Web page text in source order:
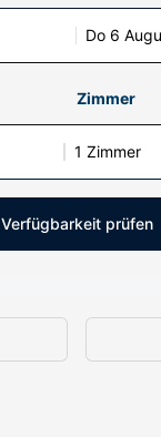
Do 6
Zimmer
1 Zimmer
Verfügbarkeit prüfen